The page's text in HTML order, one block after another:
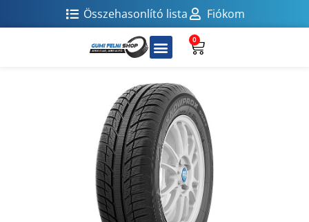
Összehasonlító lista Fiókom
0